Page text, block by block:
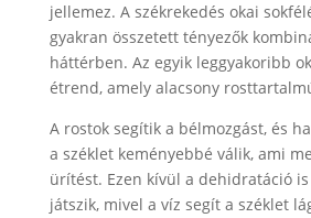
jellemez. A székrekedés okai
gyakran összetett tényezők
háttérben. Az egyik leggyakoribb
étrend, amely alacsony
A rostok segítik a bélmozgást, és
a széklet keményebbé válik, ami
ürítést. Ezen kívül a dehidratáció
játszik, mivel a víz segít a széklet